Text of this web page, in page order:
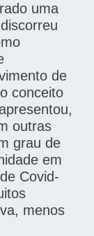
uma
de
conceito
outras
grau de
em
Covid-
menos